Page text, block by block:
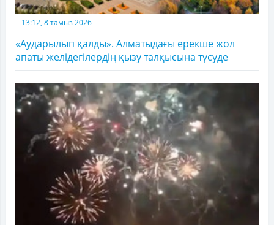
13:12, 8 тамыз 2026
«Аударылып қалды». Алматыдағы ерекше жол
апаты желідегілердің қызу талқысына түсуде